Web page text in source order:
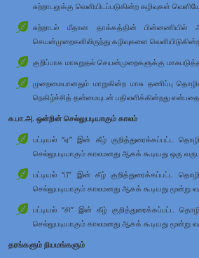
சுற்றாடலுக்கு வெளியிடப்படுகின்ற கழிவுகள்
சுற்றாடல் மீதான தாக்கத்தின் பின்னணியில்
செயன்முறைகளிலிருந்து கழிவுகளை
குறிப்பாக மாசுறுதல் செயன்முறைகளுக்கு
முறைமையானதும் மாறுகின்ற மாசு தணிப்பு
நெகிழ்ச்சித் தன்மையுடன் பதிலளிக்கின்றது என்பதை
சு.பா.அ. ஒன்றின் செல்லுபடியாகும் காலம்
பட்டியல் “ஏ” இன் கீழ் குறித்துரைக்கப்பட்ட
செல்லுபடியாகும் காலமனது ஆகக் கூடியது ஒரு
பட்டியல் “பீ” இன் கீழ் குறித்துரைக்கப்பட்ட
செல்லுபடியாகும் காலமனது ஆகக் கூடியது மூன்று
பட்டியல் “சி” இன் கீழ் குறித்துரைக்கப்பட்ட
செல்லுபடியாகும் காலமனது ஆகக் கூடியது மூன்று
தரங்களும் நியமங்களும்